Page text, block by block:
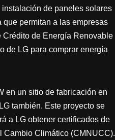
de paneles solares
permitan a las empresas
Crédito de Energía Renovable
de LG para comprar energía
en un sitio de fabricación en
también. Este proyecto se
a LG obtener certificados de
Cambio Climático (CMNUCC).